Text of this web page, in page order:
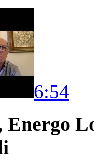
6:54
Energo